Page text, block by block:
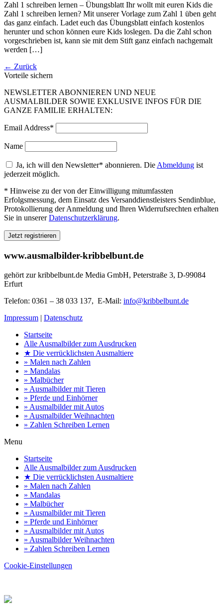
Zahl 1 schreiben lernen – Übungsblatt Ihr wollt mit euren Kids die
Zahl 1 schreiben lernen? Mit unserer Vorlage zum Zahl 1 üben geht
das ganz einfach. Ladet euch das Übungsblatt einfach kostenlos
herunter und schon können eure Kids loslegen. Da die Zahl schon
vorgeschrieben ist, kann sie mit dem Stift ganz einfach nachgemalt
werden […]
← Zurück
Vorteile sichern
NEWSLETTER ABONNIEREN UND NEUE
AUSMALBILDER SOWIE EXKLUSIVE INFOS FÜR DIE
GANZE FAMILIE ERHALTEN:
Email Address*
Name
Ja, ich will den Newsletter* abonnieren. Die Abmeldung ist
jederzeit möglich.
* Hinweise zu der von der Einwilligung mitumfassten
Erfolgsmessung, dem Einsatz des Versanddienstleisters Sendinblue,
Protokollierung der Anmeldung und Ihren Widerrufsrechten erhalten
Sie in unsererDatenschutzerklärung.
www.ausmalbilder-kribbelbunt.de
gehört zur kribbelbunt.de Media GmbH, Peterstraße 3, D-99084
Erfurt
Telefon: 0361 – 38 033 137, E-Mail: info@kribbelbunt.de
Impressum | Datenschutz
Startseite
Alle Ausmalbilder zum Ausdrucken
★ Die verrücklichsten Ausmaltiere
» Malen nach Zahlen
» Mandalas
» Malbücher
» Ausmalbilder mit Tieren
» Pferde und Einhörner
» Ausmalbilder mit Autos
» Ausmalbilder Weihnachten
» Zahlen Schreiben Lernen
Menu
Startseite
Alle Ausmalbilder zum Ausdrucken
★ Die verrücklichsten Ausmaltiere
» Malen nach Zahlen
» Mandalas
» Malbücher
» Ausmalbilder mit Tieren
» Pferde und Einhörner
» Ausmalbilder mit Autos
» Ausmalbilder Weihnachten
» Zahlen Schreiben Lernen
Cookie-Einstellungen